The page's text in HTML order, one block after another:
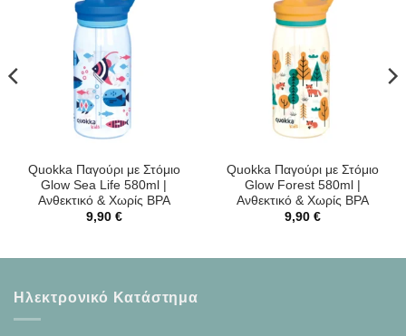
Quokka Παγούρι με Στόμιο
Glow Sea Life 580ml |
Ανθεκτικό & Χωρίς BPA
9,90 €
Quokka Παγούρι με Στόμιο
Glow Forest 580ml |
Ανθεκτικό & Χωρίς BPA
9,90 €
Ηλεκτρονικό Κατάστημα